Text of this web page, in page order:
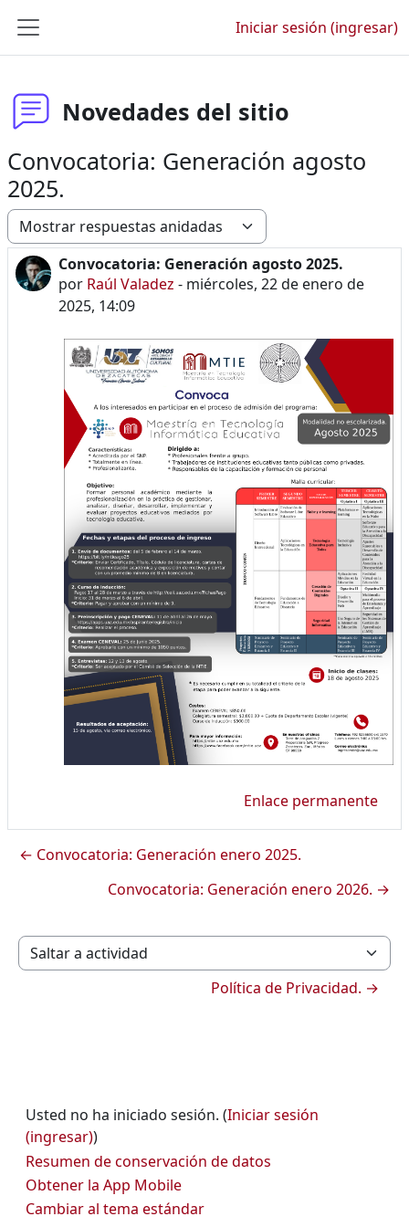
Pánel lateral
Iniciar sesión (ingresar)
Novedades del sitio
Convocatoria: Generación agosto
2025.
Modo de visualización
Convocatoria: Generación agosto 2025.
por Raúl Valadez - miércoles, 22 de enero de
2025, 14:09
Número de respuestas: 0
Enlace permanente
← Convocatoria: Generación enero 2025.
Convocatoria: Generación enero 2026. →
Saltar a actividad
Política de Privacidad. →
Usted no ha iniciado sesión. (Iniciar sesión
(ingresar))
Resumen de conservación de datos
Obtener la App Mobile
Cambiar al tema estándar